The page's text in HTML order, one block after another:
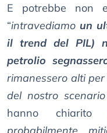
E potrebbe non
“intravediamo un
il trend del PIL)
petrolio
rimanessero alti
del nostro
hanno chiarito
probabilmente